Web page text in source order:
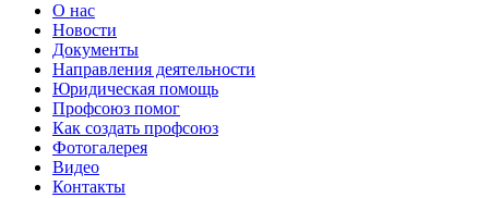
О нас
Новости
Документы
Направления деятельности
Юридическая помощь
Профсоюз помог
Как создать профсоюз
Фотогалерея
Видео
Контакты